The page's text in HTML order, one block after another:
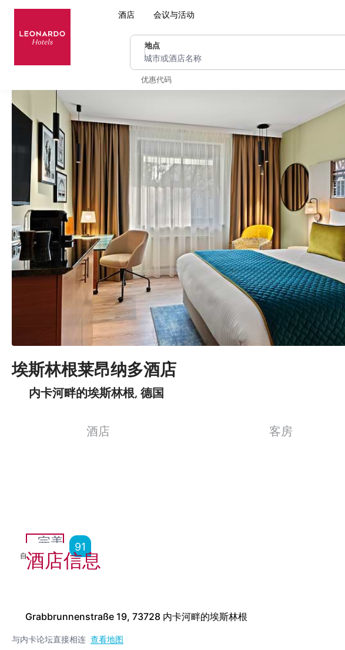
酒店 会议与活动
埃斯林根莱昂纳多酒店
内卡河畔的埃斯林根, 德国
地点
城市或酒店名称
优惠代码
酒店 客房
完美
自7,424点评
91
酒店信息
Grabbrunnenstraße 19, 73728 内卡河畔的埃斯林根
与内卡论坛直接相连 查看地图